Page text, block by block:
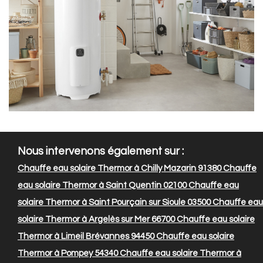
Nous intervenons également sur :
Chauffe eau solaire Thermor à Chilly Mazarin 91380Chauffe
eau solaire Thermor à Saint Quentin 02100Chauffe eau
solaire Thermor à Saint Pourçain sur Sioule 03500Chauffe eau
solaire Thermor à Argelès sur Mer 66700Chauffe eau solaire
Thermor à Limeil Brévannes 94450Chauffe eau solaire
Thermor à Pompey 54340Chauffe eau solaire Thermor à